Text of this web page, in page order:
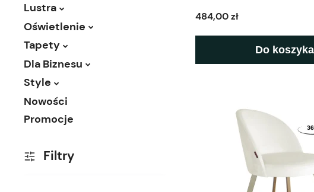
Lustra
Oświetlenie
Tapety
Dla Biznesu
Style
Nowości
Promocje
Filtry
484,00 zł
Do koszyka